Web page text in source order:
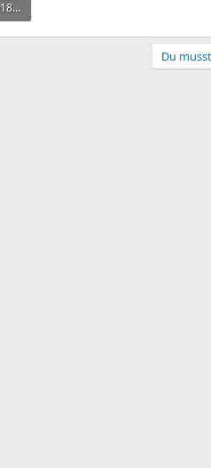
Screenshot_20181023-182828_WhatsApp.jpg
Du